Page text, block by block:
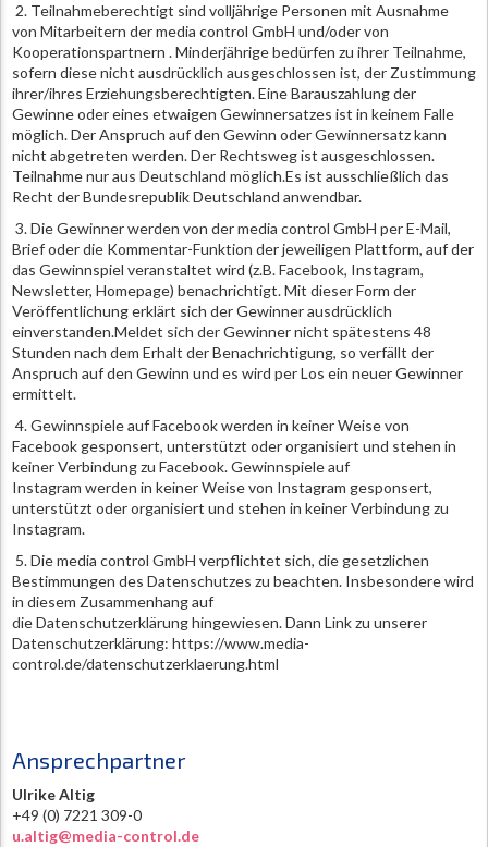
2. Teilnahmeberechtigt sind volljährige Personen mit Ausnahme
von Mitarbeitern der media control GmbH und/oder von
Kooperationspartnern . Minderjährige bedürfen zu ihrer Teilnahme,
sofern diese nicht ausdrücklich ausgeschlossen ist, der Zustimmung
ihrer/ihres Erziehungsberechtigten. Eine Barauszahlung der
Gewinne oder eines etwaigen Gewinnersatzes ist in keinem Falle
möglich. Der Anspruch auf den Gewinn oder Gewinnersatz kann
nicht abgetreten werden. Der Rechtsweg ist ausgeschlossen.
Teilnahme nur aus Deutschland möglich.Es ist ausschließlich das
Recht der Bundesrepublik Deutschland anwendbar.
3. Die Gewinner werden von der media control GmbH per E-Mail,
Brief oder die Kommentar-Funktion der jeweiligen Plattform, auf der
das Gewinnspiel veranstaltet wird (z.B. Facebook, Instagram,
Newsletter, Homepage) benachrichtigt. Mit dieser Form der
Veröffentlichung erklärt sich der Gewinner ausdrücklich
einverstanden.Meldet sich der Gewinner nicht spätestens 48
Stunden nach dem Erhalt der Benachrichtigung, so verfällt der
Anspruch auf den Gewinn und es wird per Los ein neuer Gewinner
ermittelt.
4. Gewinnspiele auf Facebook werden in keiner Weise von
Facebook gesponsert, unterstützt oder organisiert und stehen in
keiner Verbindung zu Facebook. Gewinnspiele auf
Instagram werden in keiner Weise von Instagram gesponsert,
unterstützt oder organisiert und stehen in keiner Verbindung zu
Instagram.
5. Die media control GmbH verpflichtet sich, die gesetzlichen
Bestimmungen des Datenschutzes zu beachten. Insbesondere wird
in diesem Zusammenhang auf
die Datenschutzerklärung hingewiesen. Dann Link zu unserer
Datenschutzerklärung: https://www.media-
control.de/datenschutzerklaerung.html
Ansprechpartner
Ulrike Altig
+49 (0) 7221 309-0
u.altig@media-control.de